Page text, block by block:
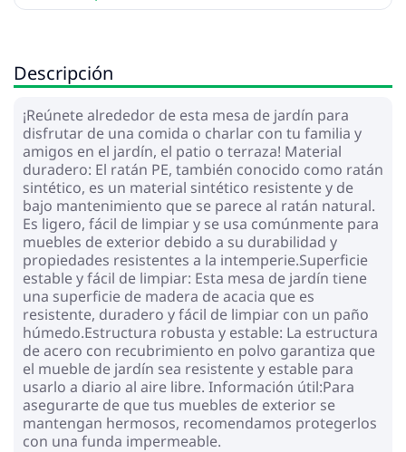
Descripción
¡Reúnete alrededor de esta mesa de jardín para
disfrutar de una comida o charlar con tu familia y
amigos en el jardín, el patio o terraza! Material
duradero: El ratán PE, también conocido como ratán
sintético, es un material sintético resistente y de
bajo mantenimiento que se parece al ratán natural.
Es ligero, fácil de limpiar y se usa comúnmente para
muebles de exterior debido a su durabilidad y
propiedades resistentes a la intemperie.Superficie
estable y fácil de limpiar: Esta mesa de jardín tiene
una superficie de madera de acacia que es
resistente, duradero y fácil de limpiar con un paño
húmedo.Estructura robusta y estable: La estructura
de acero con recubrimiento en polvo garantiza que
el mueble de jardín sea resistente y estable para
usarlo a diario al aire libre. Información útil:Para
asegurarte de que tus muebles de exterior se
mantengan hermosos, recomendamos protegerlos
con una funda impermeable.